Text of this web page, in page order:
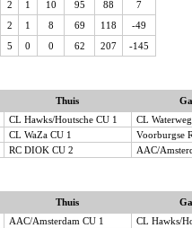
2 1 10 95 88
7
2 1 8 69 118
-49
5 0 0 62 207 -145
Thuis
CL Hawks/Houtsche CU 1
CL
CL WaZa CU 1
Voorburgse
RC DIOK CU 2 AAC/
Thuis
AAC/Amsterdam CU 1
CL Hawks/